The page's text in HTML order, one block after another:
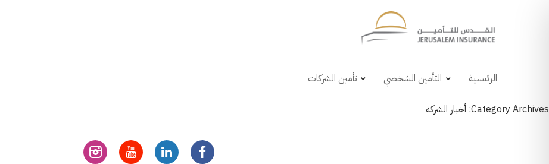
الرئيسية التأمين الشخصي تأمين الشركات
Category Archives: أخبار الشركة